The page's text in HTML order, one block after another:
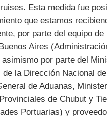
Esta medida fue
que estamos
por parte del equipo
Aires
por parte del
de la Dirección Nacional
de Aduanas,
de Chubut y
Portuarias) y